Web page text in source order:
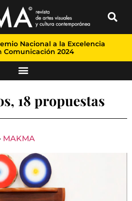
Nacional a la Excelencia
Comunicación 2024
18 propuestas
MAKMA